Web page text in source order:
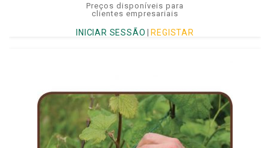
Preços disponíveis para
clientes empresariais
INICIAR SESSÃO REGISTAR